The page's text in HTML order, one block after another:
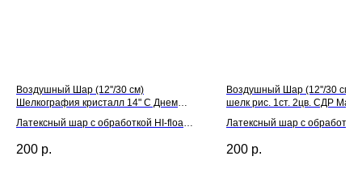
Воздушный Шар (12''/30 см)
Шелкография кристалл 14" С Днем
Латексный шар с обработкой HI-float
200 р.
Воздушный Шар (12''/30 см)
шелк рис. 1ст. 2цв. СДР
Латексный шар с
200 р.